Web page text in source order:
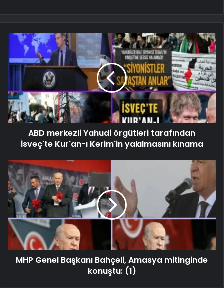
ABD merkezli Yahudi örgütleri tarafından
İsveç'te Kur'an-ı Kerim'in yakılmasını kınama
MHP Genel Başkanı Bahçeli, Amasya mitinginde
konuştu: (1)